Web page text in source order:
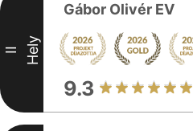
II Hely
Gábor Olivér EV
9.3